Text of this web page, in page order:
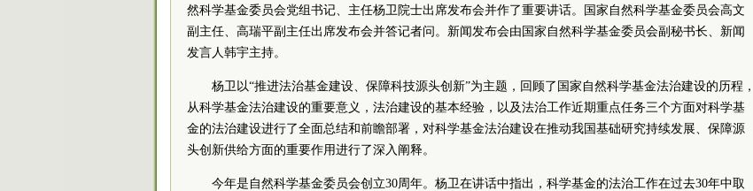
然科学基金委员会党组书记、主任杨卫院士出席发布会并作了重要讲话。国家自然科学基金委员会高文
副主任、高瑞平副主任出席发布会并答记者问。新闻发布会由国家自然科学基金委员会副秘书长、新闻
发言人韩宇主持。
杨卫以“推进法治基金建设、保障科技源头创新”为主题，回顾了国家自然科学基金法治建设的历程，
从科学基金法治建设的重要意义，法治建设的基本经验，以及法治工作近期重点任务三个方面对科学基
金的法治建设进行了全面总结和前瞻部署，对科学基金法治建设在推动我国基础研究持续发展、保障源
头创新供给方面的重要作用进行了深入阐释。
今年是自然科学基金委员会创立30周年。杨卫在讲话中指出，科学基金的法治工作在过去30年中取